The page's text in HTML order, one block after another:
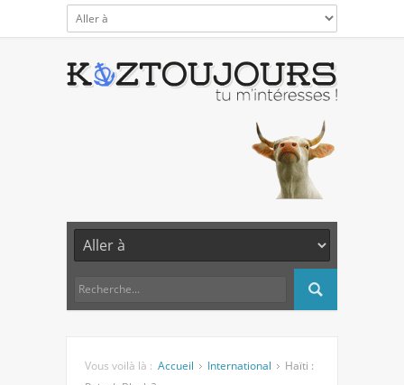
Vous voilà là : Accueil International
Haïti :